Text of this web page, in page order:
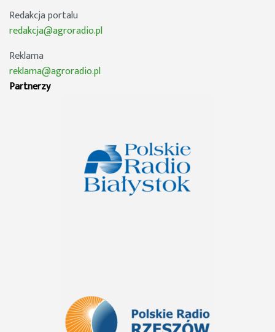
Redakcja portalu
redakcja@agroradio.pl
Reklama
reklama@agroradio.pl
Partnerzy